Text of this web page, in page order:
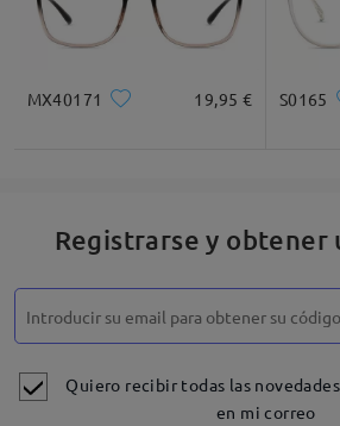
* Solo Para Referencia
Descripción del
MX40171 19,95 € S0165
Registrarse y obtener
Quiero recibir todas las
en mi correo